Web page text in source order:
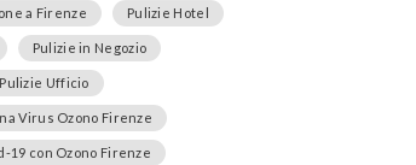
a Firenze Pulizie Hotel
Pulizie in Negozio
Pulizie Ufficio
Virus Ozono Firenze
19 con Ozono Firenze